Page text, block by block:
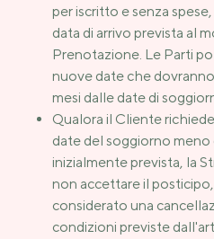
per iscritto e senza
data di arrivo prevista al
Prenotazione. Le Parti
nuove date che
mesi dalle date di
Qualora il Cliente
date del soggiorno meno
inizialmente prevista, la
non accettare il
considerato una
condizioni previste